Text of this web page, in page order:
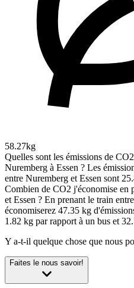
58.27kg
Quelles sont les émissions de
Nuremberg à Essen ? Les
entre Nuremberg et Essen sont
Combien de CO2 j'économise en
et Essen ? En prenant le train
économiserez 47.35 kg
1.82 kg par rapport à un bus et
Y a-t-il quelque chose que nous
Faites le nous savoir!